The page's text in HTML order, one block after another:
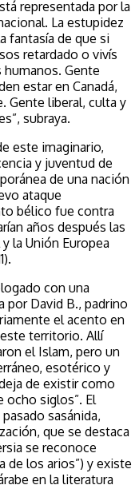
representada por la
La estupidez
fantasía de que si
retardado o vivís
Gente
estar en Canadá,
Gente liberal, culta y
subraya.
este imaginario,
y juventud de
de una nación
ataque
bélico fue contra
años después las
la Unión Europea
con una
por David B., padrino
el acento en
territorio. Allí
el Islam, pero un
esotérico y
de existir como
ocho siglos”. El
sasánida,
que se destaca
se reconoce
de los arios”) y existe
en la literatura